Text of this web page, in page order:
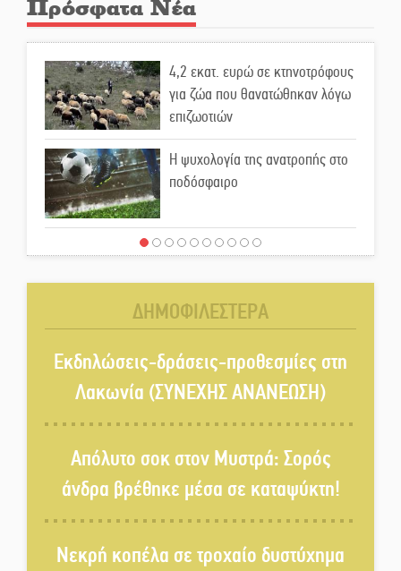
Πρόσφατα Νέα
4,2 εκατ. ευρώ σε κτηνοτρόφους
για ζώα που θανατώθηκαν λόγω
επιζωοτιών
Η ψυχολογία της ανατροπής στο
ποδόσφαιρο
Ένα «ταξίδι» τέχνης και
Τα Λαγκάδια κρατούν ζωντανή
την τέχνη της πέτρας
Στους ρυθμούς της Ελεωνόρας
Ζουγανέλη το Σαϊνοπούλειο
του Λαχίου
ΔΗΜΟΦΙΛΕΣΤΕΡΑ
Εκδηλώσεις-δράσεις-προθεσμίες στη
Λακωνία (ΣΥΝΕΧΗΣ ΑΝΑΝΕΩΣΗ)
Απόλυτο σοκ στον Μυστρά: Σορός
άνδρα βρέθηκε μέσα σε καταψύκτη!
Νεκρή κοπέλα σε τροχαίο δυστύχημα